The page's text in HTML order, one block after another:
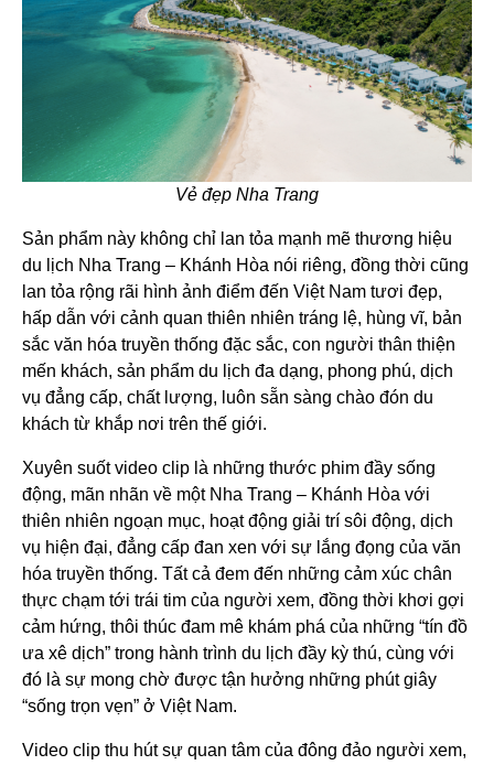
Vẻ đẹp Nha Trang
Sản phẩm này không chỉ lan tỏa mạnh mẽ thương hiệu
du lịch Nha Trang – Khánh Hòa nói riêng, đồng thời cũng
lan tỏa rộng rãi hình ảnh điểm đến Việt Nam tươi đẹp,
hấp dẫn với cảnh quan thiên nhiên tráng lệ, hùng vĩ, bản
sắc văn hóa truyền thống đặc sắc, con người thân thiện
mến khách, sản phẩm du lịch đa dạng, phong phú, dịch
vụ đẳng cấp, chất lượng, luôn sẵn sàng chào đón du
khách từ khắp nơi trên thế giới.
Xuyên suốt video clip là những thước phim đầy sống
động, mãn nhãn về một Nha Trang – Khánh Hòa với
thiên nhiên ngoạn mục, hoạt động giải trí sôi động, dịch
vụ hiện đại, đẳng cấp đan xen với sự lắng đọng của văn
hóa truyền thống. Tất cả đem đến những cảm xúc chân
thực chạm tới trái tim của người xem, đồng thời khơi gợi
cảm hứng, thôi thúc đam mê khám phá của những “tín đồ
ưa xê dịch” trong hành trình du lịch đầy kỳ thú, cùng với
đó là sự mong chờ được tận hưởng những phút giây
“sống trọn vẹn” ở Việt Nam.
Video clip thu hút sự quan tâm của đông đảo người xem,